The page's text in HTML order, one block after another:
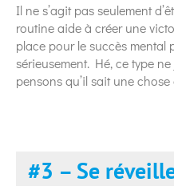
Il ne s’agit pas seulement
routine aide à créer une
place pour le succès mental
sérieusement. Hé, ce type
pensons qu’il sait une
#3 – Se